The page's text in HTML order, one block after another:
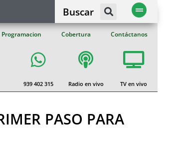
Buscar
Programacion Cobertura Contáctanos
939 402 315 Radio en vivo TV en vivo
PASO PARA